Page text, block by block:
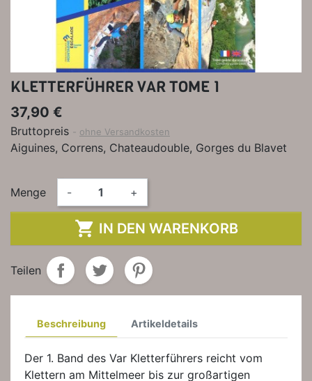
KLETTERFÜHRER VAR TOME 1
37,90 €
Bruttopreis ohne Versandkosten
Aiguines, Correns, Chateaudouble, Gorges du Blavet
Menge - +
 IN DEN WARENKORB
Teilen
Beschreibung Artikeldetails
Der 1. Band des Var Kletterführers reicht vom
Klettern am Mittelmeer bis zur großartigen